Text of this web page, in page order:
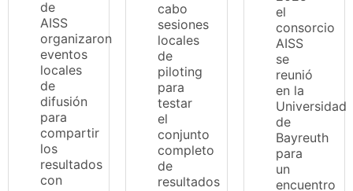
de
AISS
organizaron
eventos
locales
de
difusión
para
compartir
los
resultados
con
cabo
sesiones
locales
de
piloting
para
testar
el
conjunto
completo
de
resultados
el
consorcio
AISS
se
reunió
en la
Universidad
de
Bayreuth
para
un
encuentro